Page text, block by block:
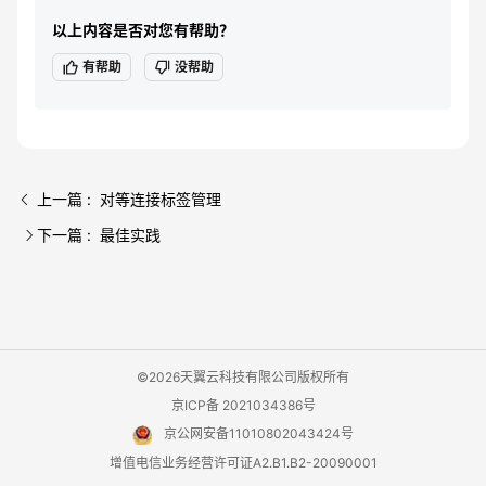
以上内容是否对您有帮助？
有帮助 没帮助
上一篇 : 对等连接标签管理
下一篇 : 最佳实践
©2026天翼云科技有限公司版权所有
京ICP备 2021034386号
京公网安备11010802043424号
增值电信业务经营许可证A2.B1.B2-20090001